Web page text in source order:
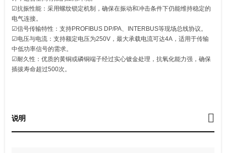
☑‌‌‌抗振性能：采用螺纹锁定机制，确保在振动和冲击条件下仍能维持稳定的
电气连接。
☑‌‌‌信号传输特性‌：支持PROFIBUS DP/PA、INTERBUS等现场总线协议。
☑‌‌‌电压与电流：支持额定电压为250V，最大承载电流可达4A，适用于传输
中低功率信号的需求。
☑‌‌‌耐久性：优质的黄铜或磷铜端子经过实心镀金处理，抗氧化能力强，确保
插拔寿命超过500次。
说明